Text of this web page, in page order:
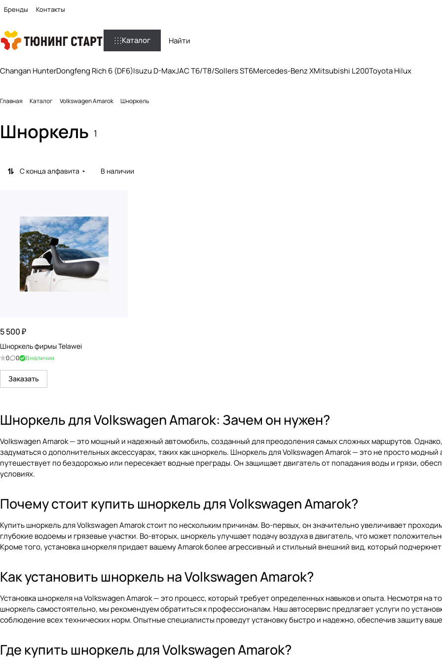
Бренды Контакты
Каталог
Changan HunterDongfeng Rich 6 (DF6)Isuzu D-MaxJAC T6/T8/Sollers ST6Mercedes-Benz XMitsubishi L200Toyota Hilux
Главная Каталог Volkswagen Amarok Шноркель
Шноркель 1
С конца алфавита В наличии
5 500 ₽
Шноркель фирмы Telawei
0 0 В наличии
Заказать
Шноркель для Volkswagen Amarok: Зачем он нужен?
Volkswagen Amarok — это мощный и надежный автомобиль, созданный для преодоления самых сложных маршрутов.
задуматься о дополнительных аксессуарах, таких как шноркель. Шноркель для Volkswagen Amarok — это не просто
путешествует по бездорожью или пересекает водные преграды. Он защищает двигатель от попадания воды и грязи,
условиях.
Почему стоит купить шноркель для Volkswagen Amarok?
Купить шноркель для Volkswagen Amarok стоит по нескольким причинам. Во-первых, он значительно увеличивает
глубокие водоемы и грязевые участки. Во-вторых, шноркель улучшает подачу воздуха в двигатель, что может
Кроме того, установка шноркеля придает вашему Amarok более агрессивный и стильный внешний вид, который
Как установить шноркель на Volkswagen Amarok?
Установка шноркеля на Volkswagen Amarok — это процесс, который требует определенных навыков и опыта. Несмотря на
шноркель самостоятельно, мы рекомендуем обратиться к профессионалам. Наш автосервис предлагает услуги по
соблюдение всех технических норм. Опытные специалисты проведут установку быстро и надежно, обеспечив защиту
Где купить шноркель для Volkswagen Amarok?